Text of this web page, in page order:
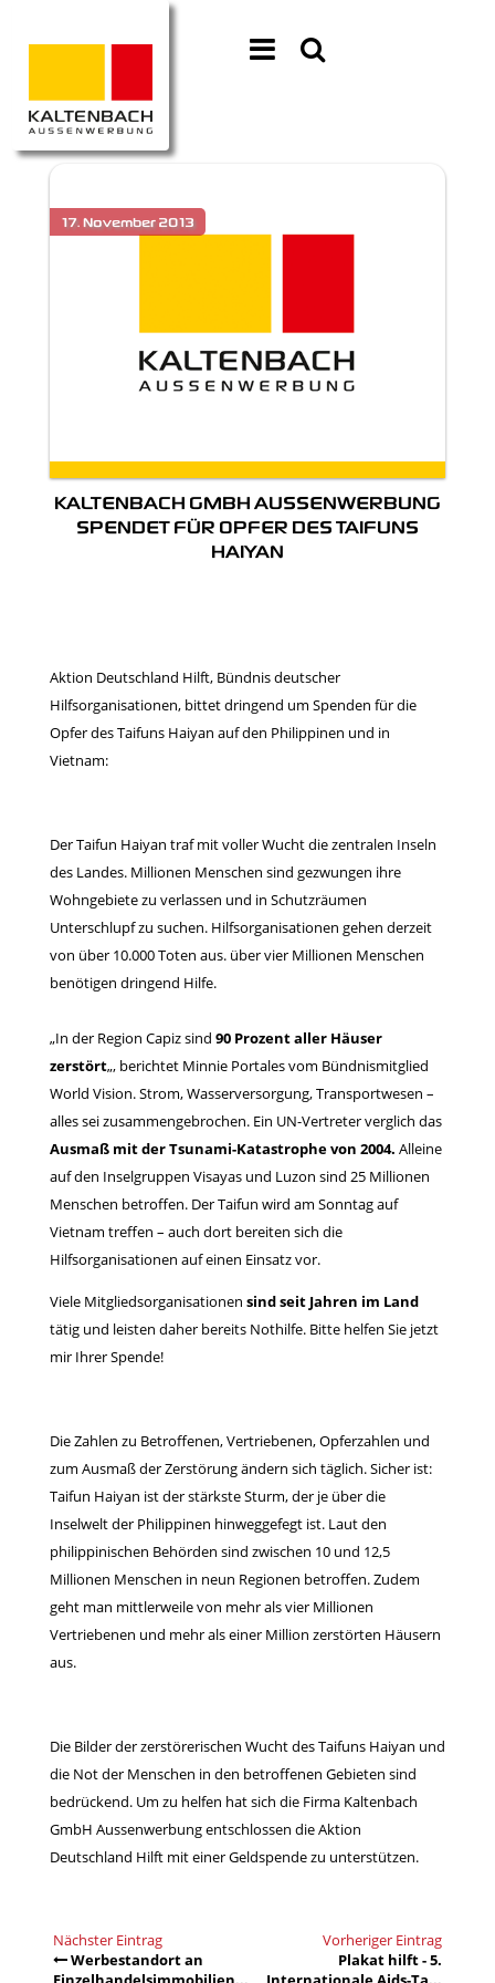
KALTENBACH GMBH AUSSENWERBUNG
SPENDET FÜR OPFER DES TAIFUNS
HAIYAN
Aktion Deutschland Hilft, Bündnis deutscher
Hilfsorganisationen, bittet dringend um Spenden für die
Opfer des Taifuns Haiyan auf den Philippinen und in
Vietnam:
Der Taifun Haiyan traf mit voller Wucht die zentralen Inseln
des Landes. Millionen Menschen sind gezwungen ihre
Wohngebiete zu verlassen und in Schutzräumen
Unterschlupf zu suchen. Hilfsorganisationen gehen derzeit
von über 10.000 Toten aus. über vier Millionen Menschen
benötigen dringend Hilfe.
„In der Region Capiz sind 90 Prozent aller Häuser
zerstört„, berichtet Minnie Portales vom Bündnismitglied
World Vision. Strom, Wasserversorgung, Transportwesen –
alles sei zusammengebrochen. Ein UN-Vertreter verglich das
Ausmaß mit der Tsunami-Katastrophe von 2004. Alleine
auf den Inselgruppen Visayas und Luzon sind 25 Millionen
Menschen betroffen. Der Taifun wird am Sonntag auf
Vietnam treffen – auch dort bereiten sich die
Hilfsorganisationen auf einen Einsatz vor.
Viele Mitgliedsorganisationen sind seit Jahren im Land
tätig und leisten daher bereits Nothilfe. Bitte helfen Sie jetzt
mir Ihrer Spende!
Die Zahlen zu Betroffenen, Vertriebenen, Opferzahlen und
zum Ausmaß der Zerstörung ändern sich täglich. Sicher ist:
Taifun Haiyan ist der stärkste Sturm, der je über die
Inselwelt der Philippinen hinweggefegt ist. Laut den
philippinischen Behörden sind zwischen 10 und 12,5
Millionen Menschen in neun Regionen betroffen. Zudem
geht man mittlerweile von mehr als vier Millionen
Vertriebenen und mehr als einer Million zerstörten Häusern
aus.
Die Bilder der zerstörerischen Wucht des Taifuns Haiyan und
die Not der Menschen in den betroffenen Gebieten sind
bedrückend. Um zu helfen hat sich die Firma Kaltenbach
GmbH Aussenwerbung entschlossen dieAktion
Deutschland Hilftmit einer Geldspende zu unterstützen.
Nächster Eintrag
Werbestandort an
Vorheriger Eintrag
Plakat hilft - 5.